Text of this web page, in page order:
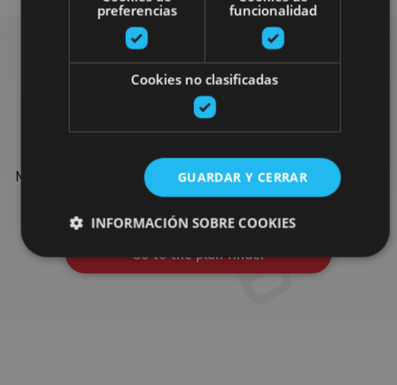
Find more plans
Find more plans and suggestions to round off your trip in
Navarre: organised activities, tours and the most important
events in the calendar.
Go to the plan finder
preferencias
funcionalidad
Cookies no clasificadas
GUARDAR Y CERRAR
INFORMACIÓN SOBRE COOKIES